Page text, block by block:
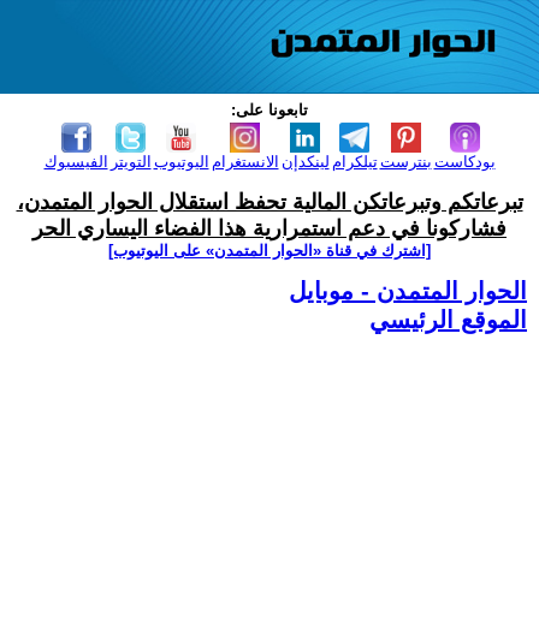
تابعونا على:
الفيسبوك التويتر اليوتيوب الانستغرام لينكدإن تيلكرامبنترست بودكاست
تبرعاتكم وتبرعاتكن المالية تحفظ استقلال الحوار المتمدن،
فشاركونا في دعم استمرارية هذا الفضاء اليساري الحر
[اشترك في قناة ‫«الحوار المتمدن» على اليوتيوب]
الحوار المتمدن - موبايل
الموقع الرئيسي